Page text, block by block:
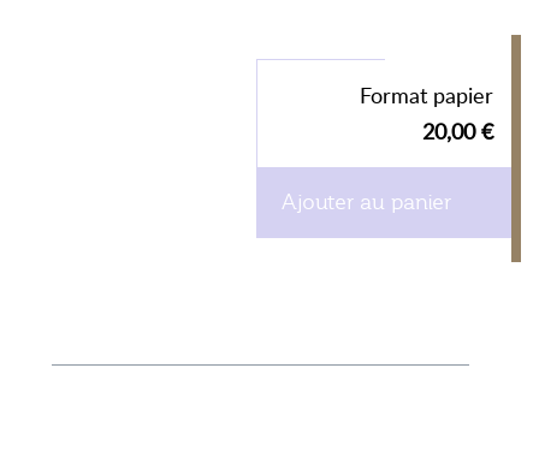
Format papier
20,00 €
Ajouter au panier